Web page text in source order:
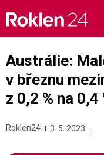
content
Austrálie:
v březnu
z 0,2 % na 0,4
Roklen24 3. 5. 2023